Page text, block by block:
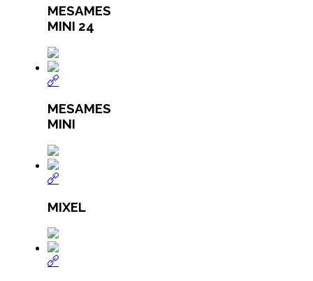
MESAMES
MINI 24
MESAMES
MINI
MIXEL